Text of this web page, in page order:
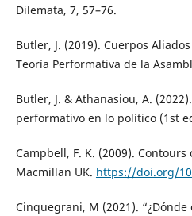
Dilemata, 7, 57–76.
Butler, J. (2019). Cuerpos
Teoría Performativa de la
Butler, J. & Athanasiou, A.
performativo en lo político (1st
Campbell, F. K. (2009).
Macmillan UK. https://doi.org/
Cinquegrani, M (2021). “¿Dónde